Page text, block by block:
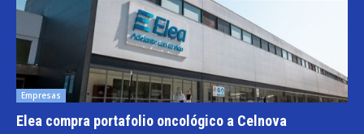
Empresas
Elea compra portafolio oncológico a Celnova